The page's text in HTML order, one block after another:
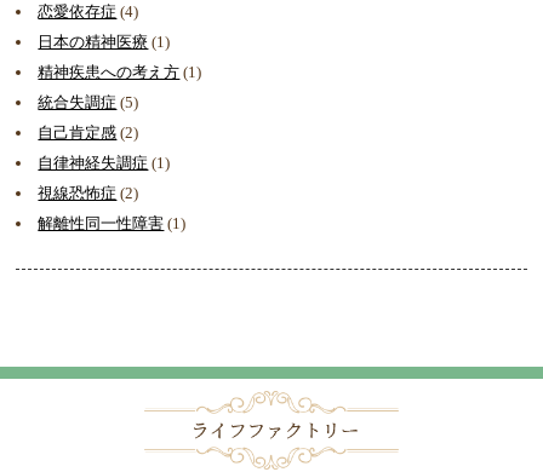
恋愛依存症 (4)
日本の精神医療 (1)
精神疾患への考え方 (1)
統合失調症 (5)
自己肯定感 (2)
自律神経失調症 (1)
視線恐怖症 (2)
解離性同一性障害 (1)